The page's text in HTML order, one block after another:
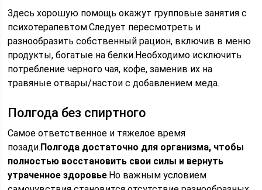
Здесь хорошую помощь окажут групповые занятия с
психотерапевтом.Следует пересмотреть и
разнообразить собственный рацион, включив в меню
продукты, богатые на белки.Необходимо исключить
потребление черного чая, кофе, заменив их на
травяные отвары/настои с добавлением меда.
Полгода без спиртного
Самое ответственное и тяжелое время
позади.Полгода достаточно для организма, чтобы
полностью восстановить свои силы и вернуть
утраченное здоровье.Но важным условием